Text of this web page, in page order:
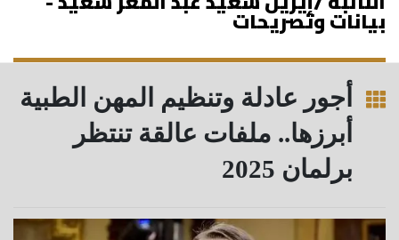
بيانات وتصريحات
أجور عادلة وتنظيم المهن الطبية
أبرزها.. ملفات عالقة تنتظر
برلمان 2025